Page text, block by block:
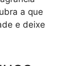
a que
e deixe